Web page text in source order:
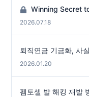
Winning Secret
2026.07.18
퇴직연금 기금화, 사
2026.01.20
펨토셀 발 해킹 재발